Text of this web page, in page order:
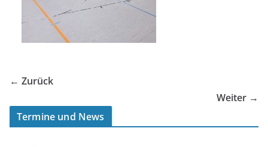
← Zurück
Weiter →
Termine und News